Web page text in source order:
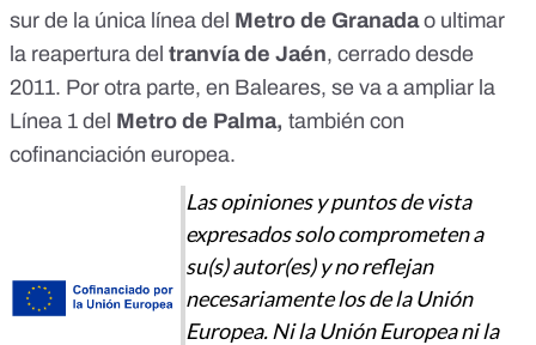
sur de la única línea del Metro de Granadao ultimar
la reapertura del tranvía de Jaén, cerrado desde
2011. Por otra parte, en Baleares, se va a ampliar la
Línea 1 del Metro de Palma, también con
cofinanciación europea.
Las opiniones y puntos de vista
expresados solo comprometen a
su(s) autor(es) y no reflejan
necesariamente los de la Unión
Europea. Ni la Unión Europea ni la